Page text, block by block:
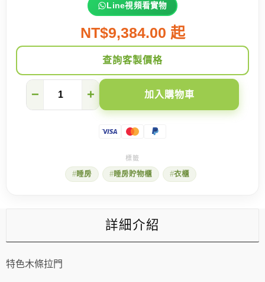
Line視頻看實物
NT$9,384.00 起
查詢客製價格
木
− + 加入購物車
睡房 睡房貯物櫃 衣櫃
詳細介紹
特色木條拉門